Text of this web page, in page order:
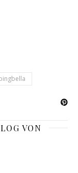
VON